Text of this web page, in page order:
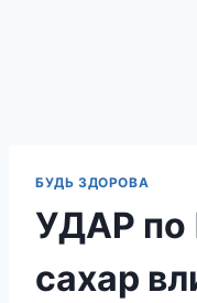
БУДЬ ЗДОРОВА
УДАР по
сахар